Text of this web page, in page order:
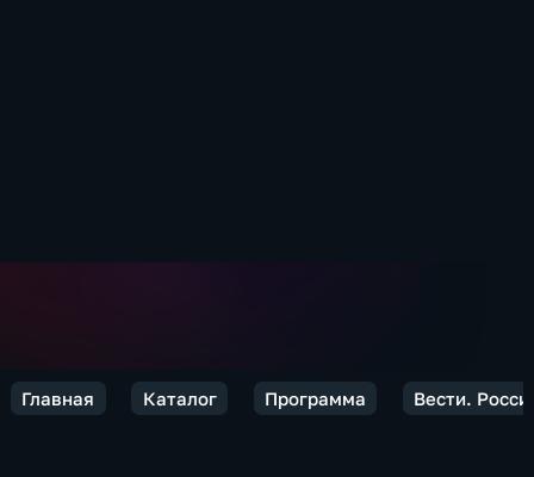
Главная Каталог Программа Вести.